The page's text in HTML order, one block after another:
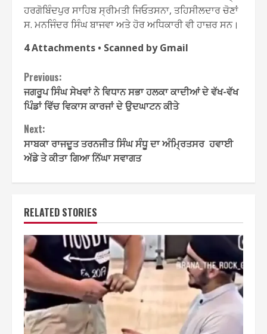
ਹਰਗੋਬਿੰਦਪੁਰ ਸਾਹਿਬ ਸ੍ਰੀਮਤੀ ਜਿਓਤਸਨਾ, ਤਹਿਸੀਲਦਾਰ ਚੋਣਾਂ
ਸ. ਮਨਜਿੰਦਰ ਸਿੰਘ ਬਾਜਵਾ ਅਤੇ ਹੋਰ ਅਧਿਕਾਰੀ ਵੀ ਹਾਜ਼ਰ ਸਨ।
4 Attachments • Scanned by Gmail
Continue
Reading
Previous:
ਜਗਰੂਪ ਸਿੰਘ ਸੇਖਵਾਂ ਨੇ ਵਿਧਾਨ ਸਭਾ ਹਲਕਾ ਕਾਦੀਆਂ ਦੇ ਵੱਖ-ਵੱਖ
ਪਿੰਡਾਂ ਵਿੱਚ ਵਿਕਾਸ ਕਾਰਜਾਂ ਦੇ ਉਦਘਾਟਨ ਕੀਤੇ
Next:
ਸਾਬਕਾ ਰਾਜਦੂਤ ਤਰਨਜੀਤ ਸਿੰਘ ਸੰਧੂ ਦਾ ਅੰਮ੍ਰਿਤਸਰ ਹਵਾਈ
ਅੱਡੇ ਤੇ ਕੀਤਾ ਗਿਆ ਨਿੱਘਾ ਸਵਾਗਤ
RELATED STORIES